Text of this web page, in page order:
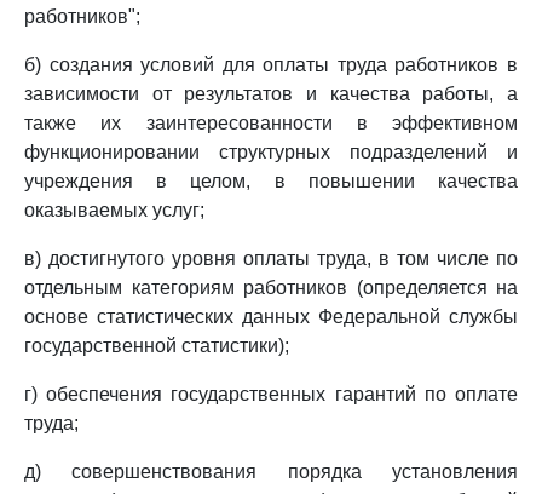
работников";
б) создания условий для оплаты труда работников в
зависимости от результатов и качества работы, а
также их заинтересованности в эффективном
функционировании структурных подразделений и
учреждения в целом, в повышении качества
оказываемых услуг;
в) достигнутого уровня оплаты труда, в том числе по
отдельным категориям работников (определяется на
основе статистических данных Федеральной службы
государственной статистики);
г) обеспечения государственных гарантий по оплате
труда;
д) совершенствования порядка установления